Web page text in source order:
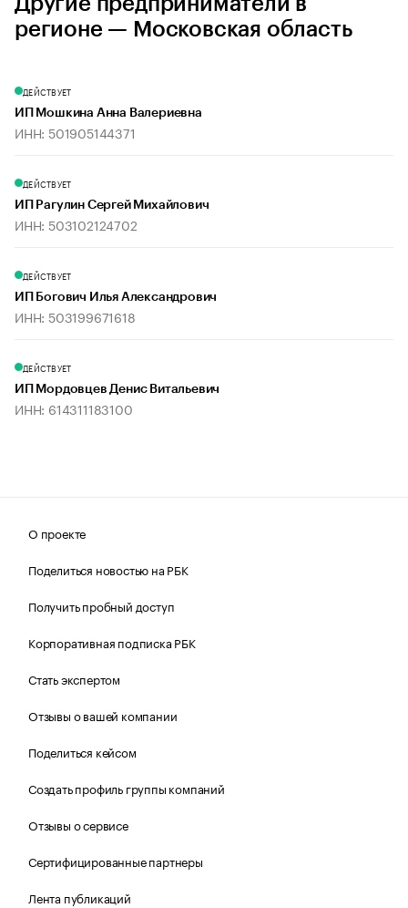
регионе — Московская область
ДЕЙСТВУЕТ
ИП Мошкина Анна Валериевна
ИНН: 501905144371
ДЕЙСТВУЕТ
ИП Рагулин Сергей Михайлович
ИНН: 503102124702
ДЕЙСТВУЕТ
ИП Богович Илья Александрович
ИНН: 503199671618
ДЕЙСТВУЕТ
ИП Мордовцев Денис Витальевич
ИНН: 614311183100
О проекте
Поделиться новостью на РБК
Получить пробный доступ
Корпоративная подписка РБК
Стать экспертом
Отзывы о вашей компании
Поделиться кейсом
Создать профиль группы компаний
Отзывы о сервисе
Сертифицированные партнеры
Лента публикаций